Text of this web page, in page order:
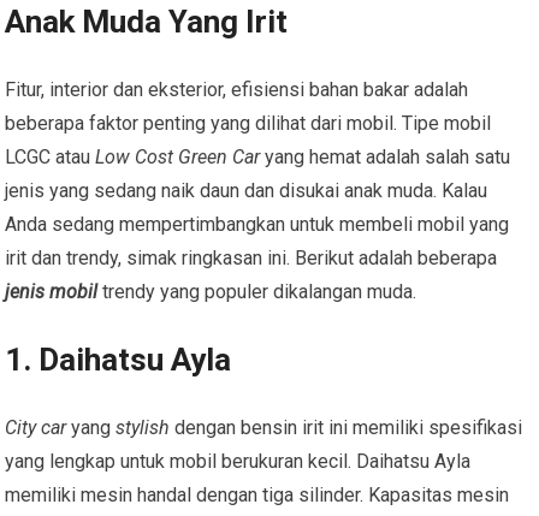
Anak Muda Yang Irit
Fitur, interior dan eksterior, efisiensi bahan bakar adalah
beberapa faktor penting yang dilihat dari mobil. Tipe mobil
LCGC atauLow Cost Green Caryang hemat adalah salah satu
jenis yang sedang naik daun dan disukai anak muda. Kalau
Anda sedang mempertimbangkan untuk membeli mobil yang
irit dan trendy, simak ringkasan ini. Berikut adalah beberapa
jenis mobiltrendy yang populer dikalangan muda.
1. Daihatsu Ayla
City caryangstylishdengan bensin irit ini memiliki spesifikasi
yang lengkap untuk mobil berukuran kecil. Daihatsu Ayla
memiliki mesin handal dengan tiga silinder. Kapasitas mesin